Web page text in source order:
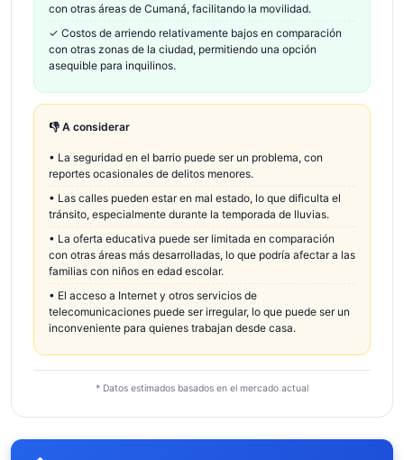
con otras áreas de Cumaná, facilitando la movilidad.
✓ Costos de arriendo relativamente bajos en comparación
con otras zonas de la ciudad, permitiendo una opción
asequible para inquilinos.
👎 A considerar
• La seguridad en el barrio puede ser un problema, con
reportes ocasionales de delitos menores.
• Las calles pueden estar en mal estado, lo que dificulta el
tránsito, especialmente durante la temporada de lluvias.
• La oferta educativa puede ser limitada en comparación
con otras áreas más desarrolladas, lo que podría afectar a las
familias con niños en edad escolar.
• El acceso a Internet y otros servicios de
telecomunicaciones puede ser irregular, lo que puede ser un
inconveniente para quienes trabajan desde casa.
* Datos estimados basados en el mercado actual